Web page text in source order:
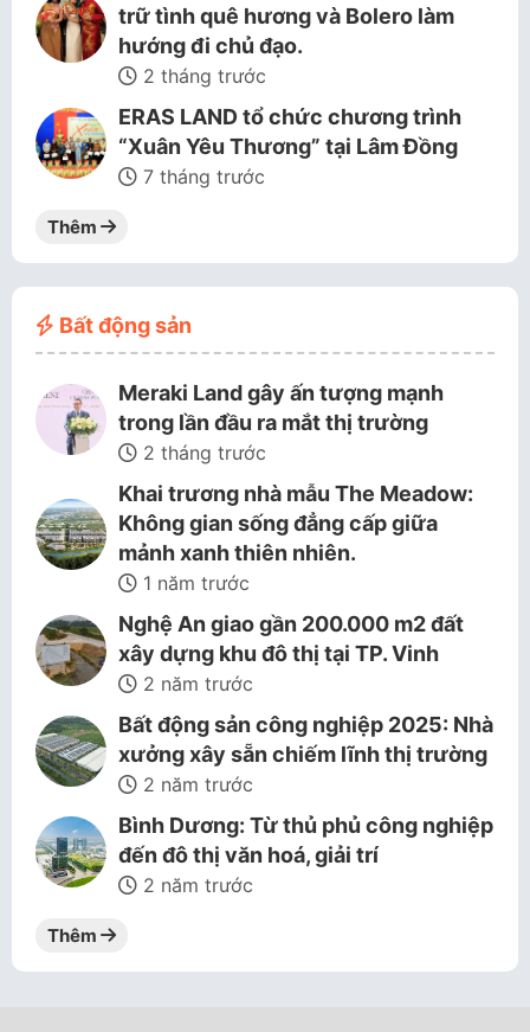
trữ tình quê hương và Bolero làm
hướng đi chủ đạo.
2 tháng trước
ERAS LAND tổ chức chương trình
“Xuân Yêu Thương” tại Lâm Đồng
7 tháng trước
Thêm
Bất động sản
Meraki Land gây ấn tượng mạnh
trong lần đầu ra mắt thị trường
2 tháng trước
Khai trương nhà mẫu The Meadow:
Không gian sống đẳng cấp giữa
mảnh xanh thiên nhiên.
1 năm trước
Nghệ An giao gần 200.000 m2 đất
xây dựng khu đô thị tại TP. Vinh
2 năm trước
Bất động sản công nghiệp 2025: Nhà
xưởng xây sẵn chiếm lĩnh thị trường
2 năm trước
Bình Dương: Từ thủ phủ công nghiệp
đến đô thị văn hoá, giải trí
2 năm trước
Thêm